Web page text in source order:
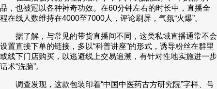
品，也被冠以各种神奇功效。在60分钟左右的时长中，直播全
程在线人数维持在4000至7000人，评论刷屏，气氛“火爆”。
据了解，与常见的带货直播间不同，这类私域直播通常不会
设置直接下单的链接，多以“科普讲座”的形式，诱导粉丝在群里
或线下门店购买，以逃避线上交易追溯，有针对性地实施进一步
话术“洗脑”。
调查发现，这款包装印着“中国中医药古方研究院”字样、号